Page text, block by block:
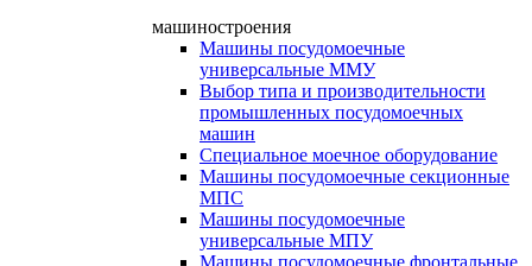
машиностроения
Машины посудомоечные
универсальные ММУ
Выбор типа и производительности
промышленных посудомоечных
машин
Специальное моечное оборудование
Машины посудомоечные секционные
МПС
Машины посудомоечные
универсальные МПУ
Машины посудомоечные фронтальные